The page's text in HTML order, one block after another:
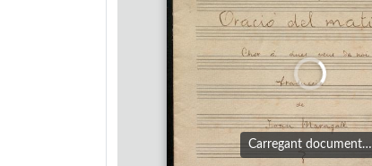
Carregant document…